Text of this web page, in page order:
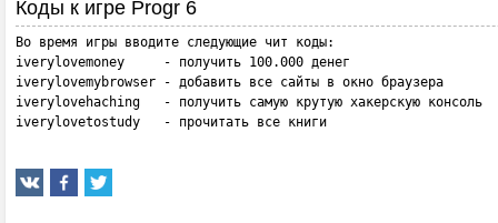
Коды к игре Progr 6
Во время игры вводите следующие чит коды:
iverylovemoney     - получить 100.000 денег
iverylovemybrowser - добавить все сайты в окно браузера
iverylovehaching   - получить самую крутую хакерскую консоль
iverylovetostudy   - прочитать все книги